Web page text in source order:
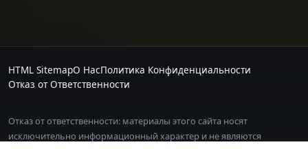
HTML SitemapО НасПолитика Конфиденциальности
Отказ от Ответственности
Отказ от ответственности: материалы этого сайта носят
исключительно информационный характер и не являются